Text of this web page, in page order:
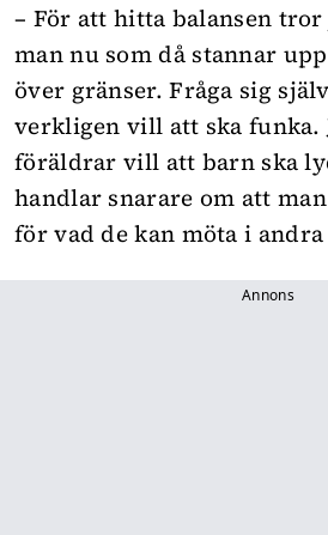
– För att hitta balansen
man nu som då stannar
över gränser. Fråga sig
verkligen vill att ska funka.
föräldrar vill att barn ska
handlar snarare om att
för vad de kan möta i
Annons